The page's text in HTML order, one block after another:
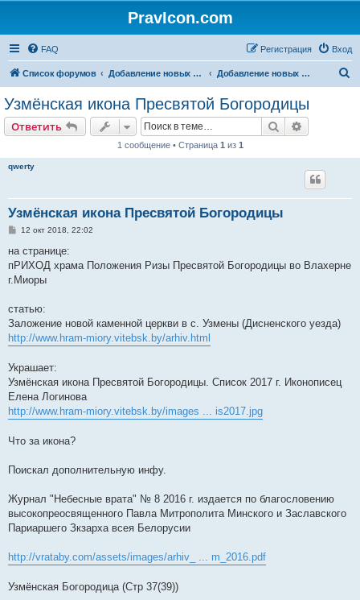
PravIcon.com
FAQ Вход
Регистрация
Список форумов Добавление новых икон/святых на сайт (архив) Добавление новых икон Богородицы на сайт
Узмёнская икона Пресвятой Богородицы
Ответить Поиск
1 сообщение • Страница 1 из 1
qwerty
Узмёнская икона Пресвятой Богородицы
С
о
щ
е
е
12 окт 2018, 22:02
на странице:
пРИХОД храма Положения Ризы Пресвятой Богородицы во Влахерне
г.Миоры
статью:
Заложение новой каменной церкви в c. Узмены (Дисненского уезда)
http://www.hram-miory.vitebsk.by/arhiv.html
Украшает:
Узмёнская икона Пресвятой Богородицы. Список 2017 г. Иконописец
Елена Логинова
http://www.hram-miory.vitebsk.by/images ... is2017.jpg
Что за икона?
Поискал дополнительную инфу.
Журнал "Небесные врата" № 8 2016 г. издается по благословению
высокопреосвященного Павла Митрополита Минского и Заславского
Париаршего Зкзарха всея Белорусии
http://vrataby.com/assets/images/arhiv_ ... m_2016.pdf
Узмёнская Богородица (Стр 37(39))